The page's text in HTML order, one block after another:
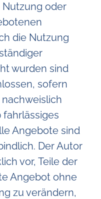
Nutzung oder
die Nutzung
wurden sind
sofern
Angebote sind
Der Autor
vor, Teile der
Angebot ohne
zu verändern,